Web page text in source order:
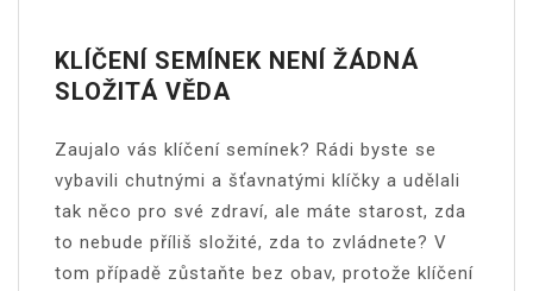
KLÍČENÍ SEMÍNEK NENÍ ŽÁDNÁ
SLOŽITÁ VĚDA
Zaujalo vás klíčení semínek? Rádi byste se
vybavili chutnými a šťavnatými klíčky a udělali
tak něco pro své zdraví, ale máte starost, zda
to nebude příliš složité, zda to zvládnete? V
tom případě zůstaňte bez obav, protože klíčení